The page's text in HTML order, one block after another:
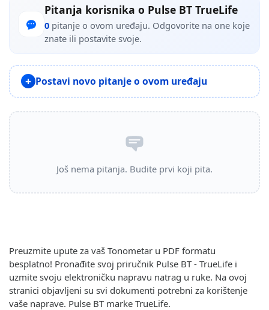
Pitanja korisnika o Pulse BT TrueLife
0 pitanje o ovom uređaju. Odgovorite na one koje
znate ili postavite svoje.
Postavi novo pitanje o ovom uređaju
Još nema pitanja. Budite prvi koji pita.
Preuzmite upute za vaš Tonometar u PDF formatu
besplatno! Pronađite svoj priručnik Pulse BT - TrueLife i
uzmite svoju elektroničku napravu natrag u ruke. Na ovoj
stranici objavljeni su svi dokumenti potrebni za korištenje
vaše naprave. Pulse BT marke TrueLife.